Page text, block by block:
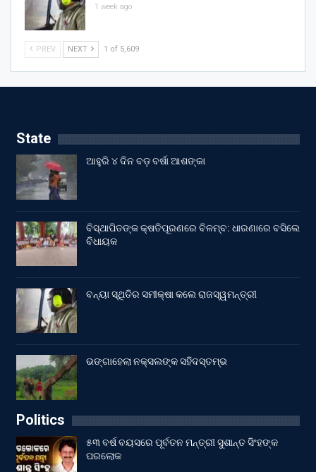
1 week ago
PREV NEXT 1 of 5,609
State
ଆହୁରି ୪ ଦିନ ବଡ଼ ବର୍ଷା ଆଶଙ୍କା
ବିସ୍ଥାପିତଙ୍କ କ୍ଷତିପୂରଣରେ ବିଳମ୍ବ: ଧାରଣାରେ ବସିଲେ
ବିଧାୟକ
ବନ୍ୟା ସ୍ଥିତିର ସମୀକ୍ଷା କଲେ ରାଜସ୍ୱମନ୍ତ୍ରୀ
ଭଙ୍ଗାହେଲା ନକ୍ସଲଙ୍କ ସହିଦସ୍ତମ୍ଭ
Politics
୫୩ ବର୍ଷ ବୟସରେ ପୂର୍ବତନ ମନ୍ତ୍ରୀ ସୁଶାନ୍ତ ସିଂହଙ୍କ
ପରଲୋକ